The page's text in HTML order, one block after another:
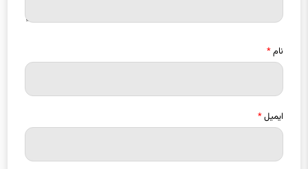
ایمیل*
ذخیره نام، ایمیل و وبسایت من در مرورگر برای زمانی که دوباره دیدگاهی